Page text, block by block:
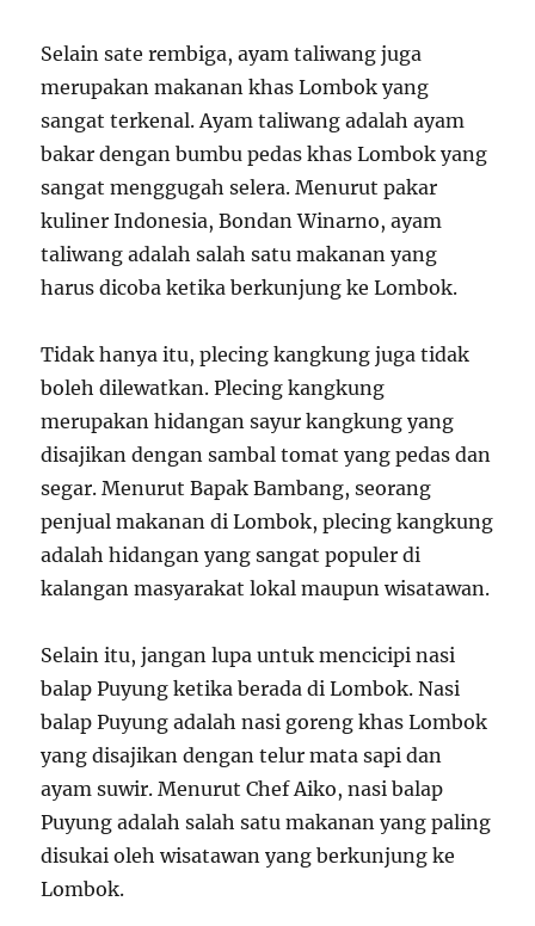
Selain sate rembiga, ayam taliwang juga
merupakan makanan khas Lombok yang
sangat terkenal. Ayam taliwang adalah ayam
bakar dengan bumbu pedas khas Lombok yang
sangat menggugah selera. Menurut pakar
kuliner Indonesia, Bondan Winarno, ayam
taliwang adalah salah satu makanan yang
harus dicoba ketika berkunjung ke Lombok.
Tidak hanya itu, plecing kangkung juga tidak
boleh dilewatkan. Plecing kangkung
merupakan hidangan sayur kangkung yang
disajikan dengan sambal tomat yang pedas dan
segar. Menurut Bapak Bambang, seorang
penjual makanan di Lombok, plecing kangkung
adalah hidangan yang sangat populer di
kalangan masyarakat lokal maupun wisatawan.
Selain itu, jangan lupa untuk mencicipi nasi
balap Puyung ketika berada di Lombok. Nasi
balap Puyung adalah nasi goreng khas Lombok
yang disajikan dengan telur mata sapi dan
ayam suwir. Menurut Chef Aiko, nasi balap
Puyung adalah salah satu makanan yang paling
disukai oleh wisatawan yang berkunjung ke
Lombok.